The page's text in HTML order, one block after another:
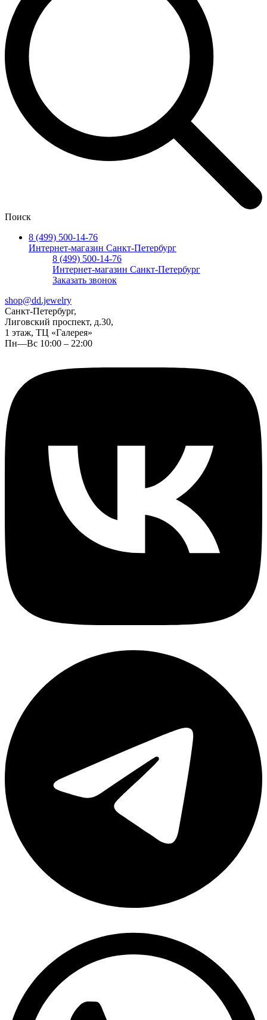
Поиск
8 (499) 500-14-76
Интернет-магазин Санкт-Петербург
8 (499) 500-14-76
Интернет-магазин Санкт-Петербург
Заказать звонок
shop@dd.jewelry
Санкт-Петербург,
Лиговский проспект, д.30,
1 этаж, ТЦ «Галерея»
Пн—Вс 10:00 – 22:00